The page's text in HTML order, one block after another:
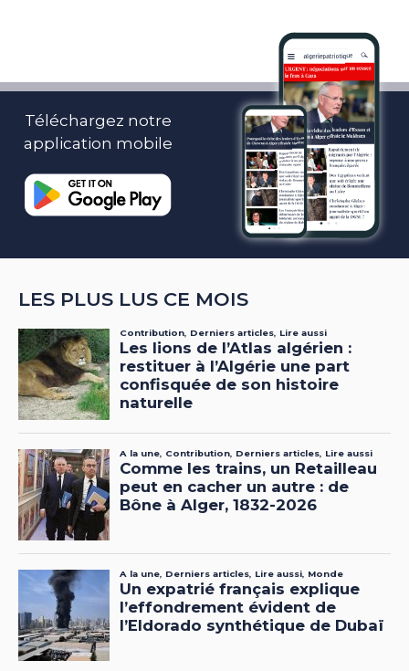
Téléchargez notre
application mobile
LES PLUS LUS CE MOIS